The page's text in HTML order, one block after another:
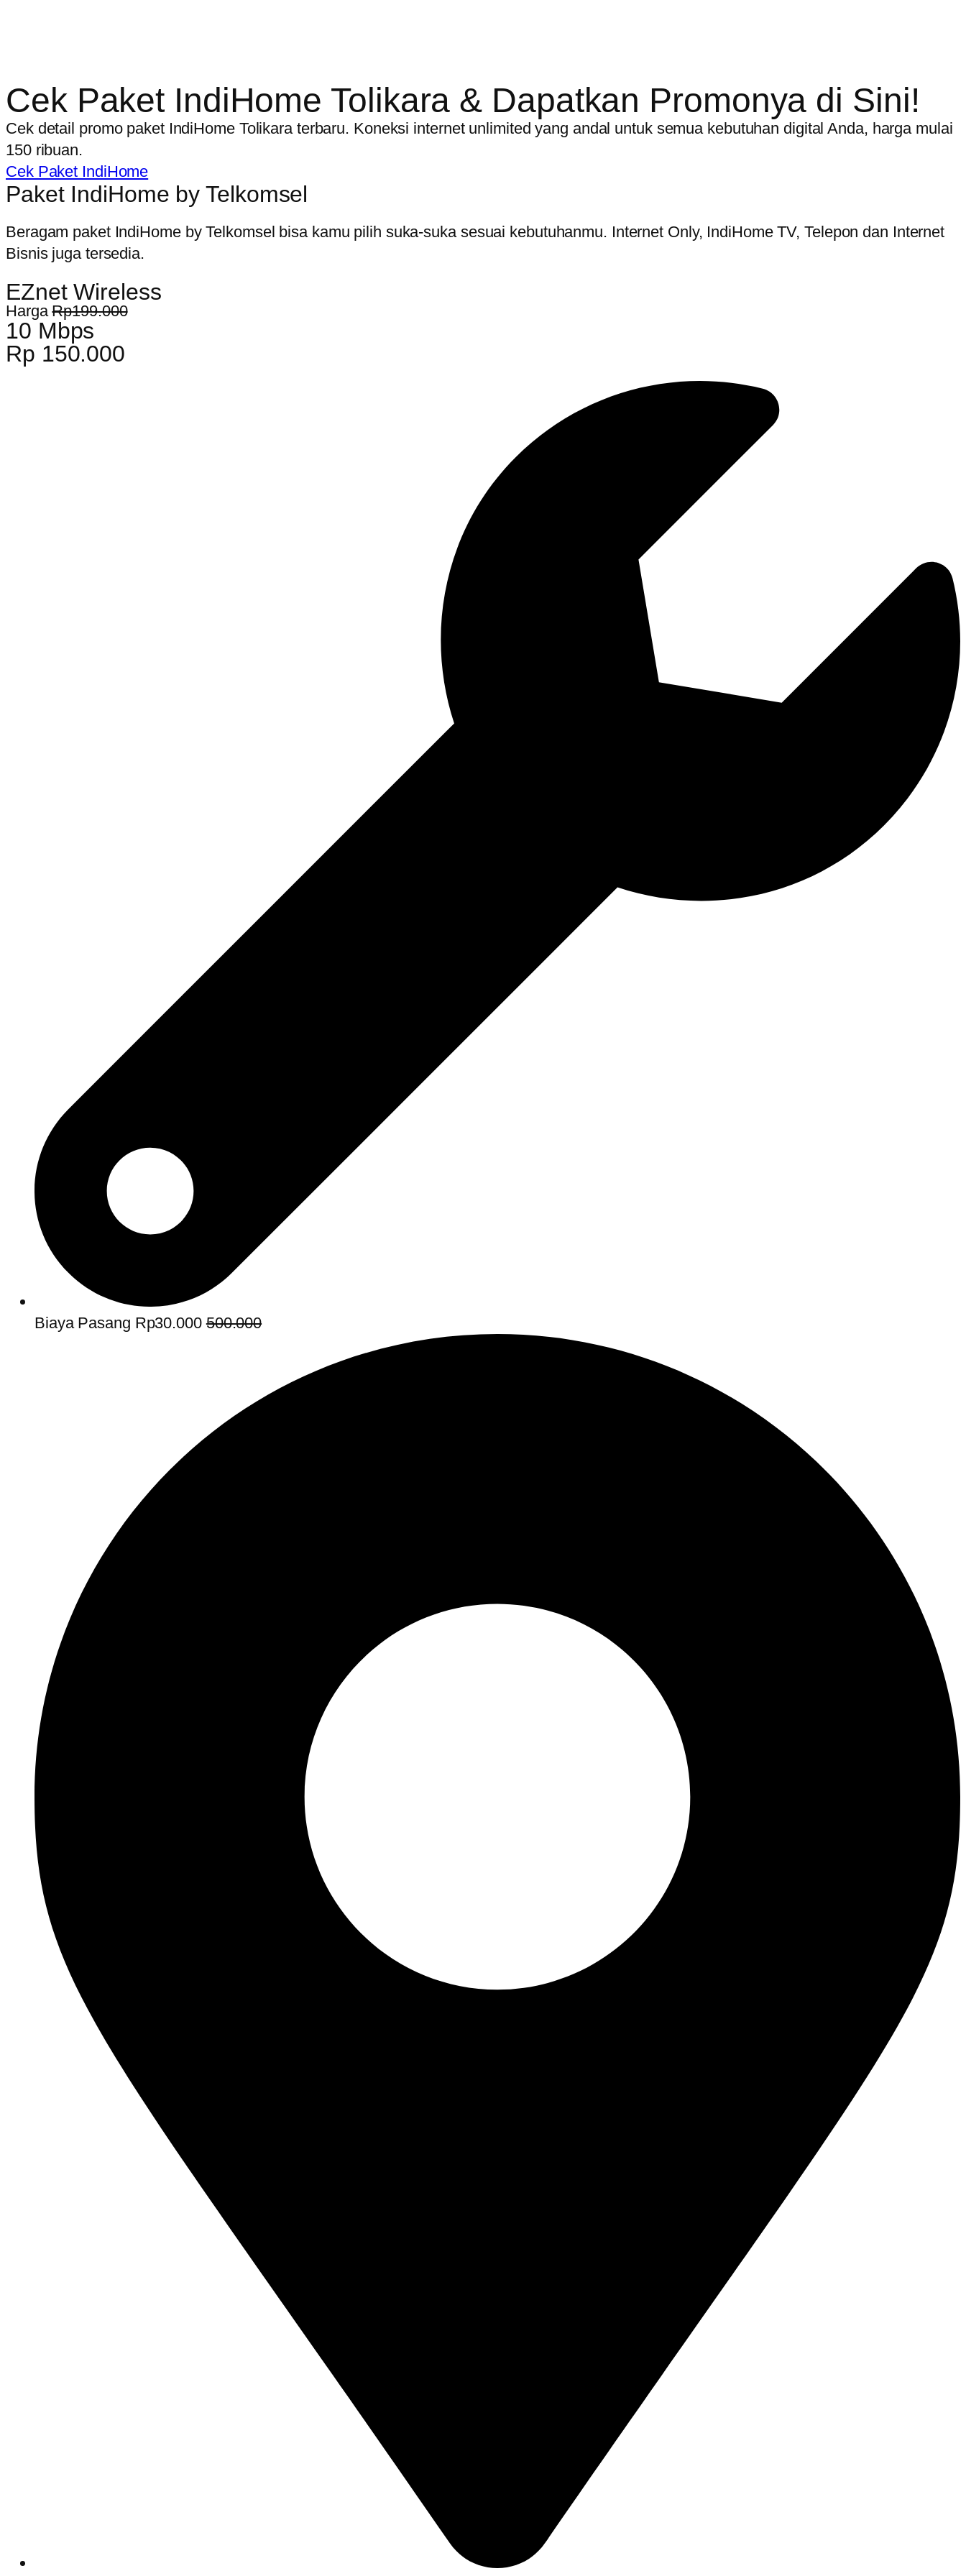
Cek Paket IndiHome Tolikara & Dapatkan Promonya di Sini!
Cek detail promo paket IndiHome Tolikara terbaru. Koneksi internet unlimited yang andal untuk semua kebutuhan digital Anda, harga mulai
150 ribuan.
Cek Paket IndiHome
Paket IndiHome by Telkomsel
Beragam paket IndiHome by Telkomsel bisa kamu pilih suka-suka sesuai kebutuhanmu. Internet Only, IndiHome TV, Telepon dan Internet
Bisnis juga tersedia.
EZnet Wireless
HargaRp199.000
10 Mbps
Rp 150.000
Biaya Pasang Rp30.000500.000